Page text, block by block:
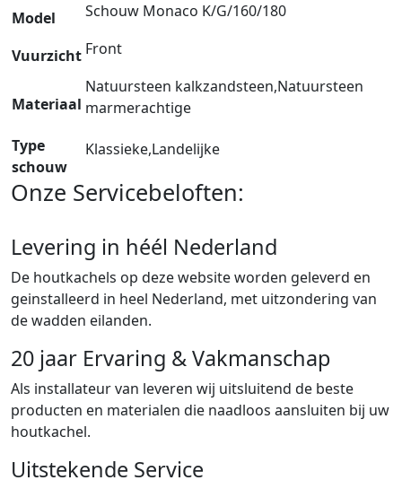
Model Schouw Monaco K/G/160/180
Vuurzicht Front
Materiaal
Natuursteen kalkzandsteen,Natuursteen
marmerachtige
Type
schouw
Klassieke,Landelijke
Onze Servicebeloften:
Levering in héél Nederland
De houtkachels op deze website worden geleverd en
geinstalleerd in heel Nederland, met uitzondering van
de wadden eilanden.
20 jaar Ervaring & Vakmanschap
Als installateur van leveren wij uitsluitend de beste
producten en materialen die naadloos aansluiten bij uw
houtkachel.
Uitstekende Service